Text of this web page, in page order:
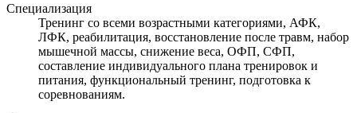
Специализация
Тренинг со всеми возрастными категориями, АФК,
ЛФК, реабилитация, восстановление после травм, набор
мышечной массы, снижение веса, ОФП, СФП,
составление индивидуального плана тренировок и
питания, функциональный тренинг, подготовка к
соревнованиям.